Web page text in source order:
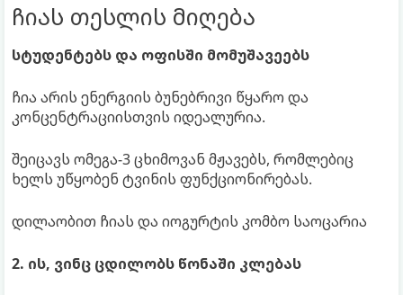
ჩიას თესლის მიღება
სტუდენტებს და ოფისში მომუშავეებს
ჩია არის ენერგიის ბუნებრივი წყარო და
კონცენტრაციისთვის იდეალურია.
შეიცავს ომეგა-3 ცხიმოვან მჟავებს, რომლებიც
ხელს უწყობენ ტვინის ფუნქციონირებას.
დილაობით ჩიას და იოგურტის კომბო საოცარია
2. ის, ვინც ცდილობს წონაში კლებას